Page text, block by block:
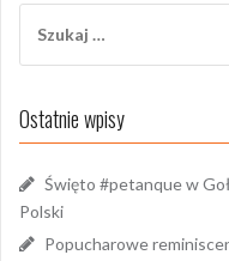
Ostatnie wpisy
Święto #petanque w
Polski
Popucharowe